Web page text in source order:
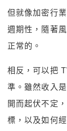
但就像加密行
週期性，隨著
正常的。
相反，可以把
準。雖然收入
開而起伏不定
標，以及如何